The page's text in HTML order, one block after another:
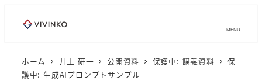
MENU
ホーム 井上 研一 公開資料 保護中: 講義資料
保
護中: 生成AIプロンプトサンプル